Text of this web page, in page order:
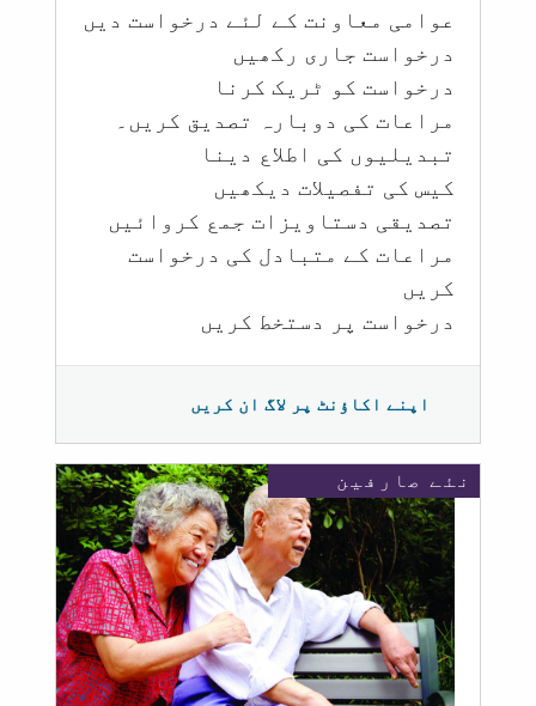
عوامی معاونت کے لئے درخواست دیں
درخواست جاری رکھیں
درخواست کو ٹریک کرنا
مراعات کی دوبارہ تصدیق کریں۔
تبدیلیوں کی اطلاع دینا
کیس کی تفصیلات دیکھیں
تصدیقی دستاویزات جمع کروائیں
مراعات کے متبادل کی درخواست
کریں
درخواست پر دستخط کریں
اپنے اکاؤنٹ پر لاگ ان کریں
نئے صارفین